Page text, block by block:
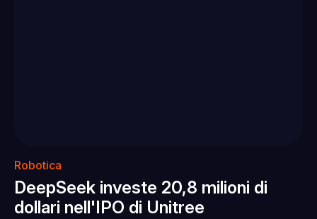
Robotica
DeepSeek investe 20,8 milioni di
dollari nell'IPO di Unitree